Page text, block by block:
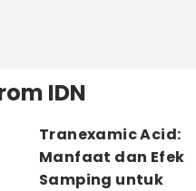
IDN
Tranexamic Acid:
Manfaat dan Efek
Samping untuk